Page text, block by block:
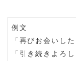
例文
「再びお会いし
「引き続きよろ